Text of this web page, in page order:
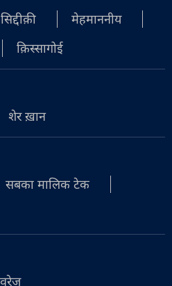
मेहमाननीय
क़िस्सागोई
शेर ख़ान
सबका मालिक टेक